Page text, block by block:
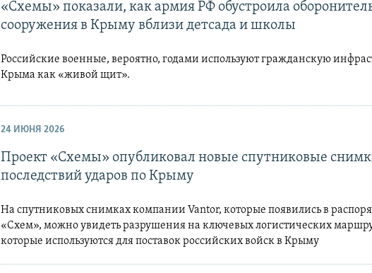
«Схемы» показали, как армия РФ обустроила
сооружения в Крыму вблизи детсада и школы
Российские военные, вероятно, годами используют гражданскую
Крыма как «живой щит».
24 ИЮНЯ 2026
Проект «Схемы» опубликовал новые спутниковые
последствий ударов по Крыму
На спутниковых снимках компании Vantor, которые появились в
«Схем», можно увидеть разрушения на ключевых логистических
которые используются для поставок российских войск в Крыму